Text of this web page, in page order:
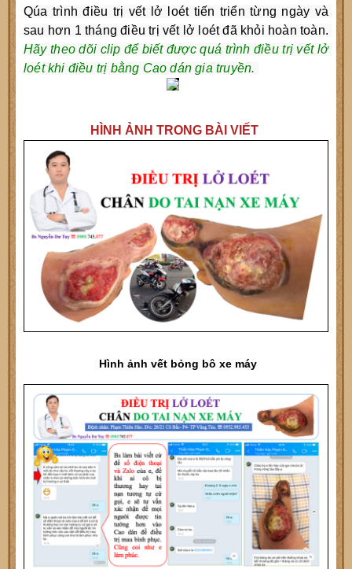
Qúa trình điều trị vết lở loét tiến triển từng ngày và
Hãy theo dõi clip để biết được quá trình điều trị vết lở
loét khi điều trị bằng Cao dán gia truyền.
HÌNH ẢNH TRONG BÀI VIẾT
Hình ảnh vết bỏng bô xe máy